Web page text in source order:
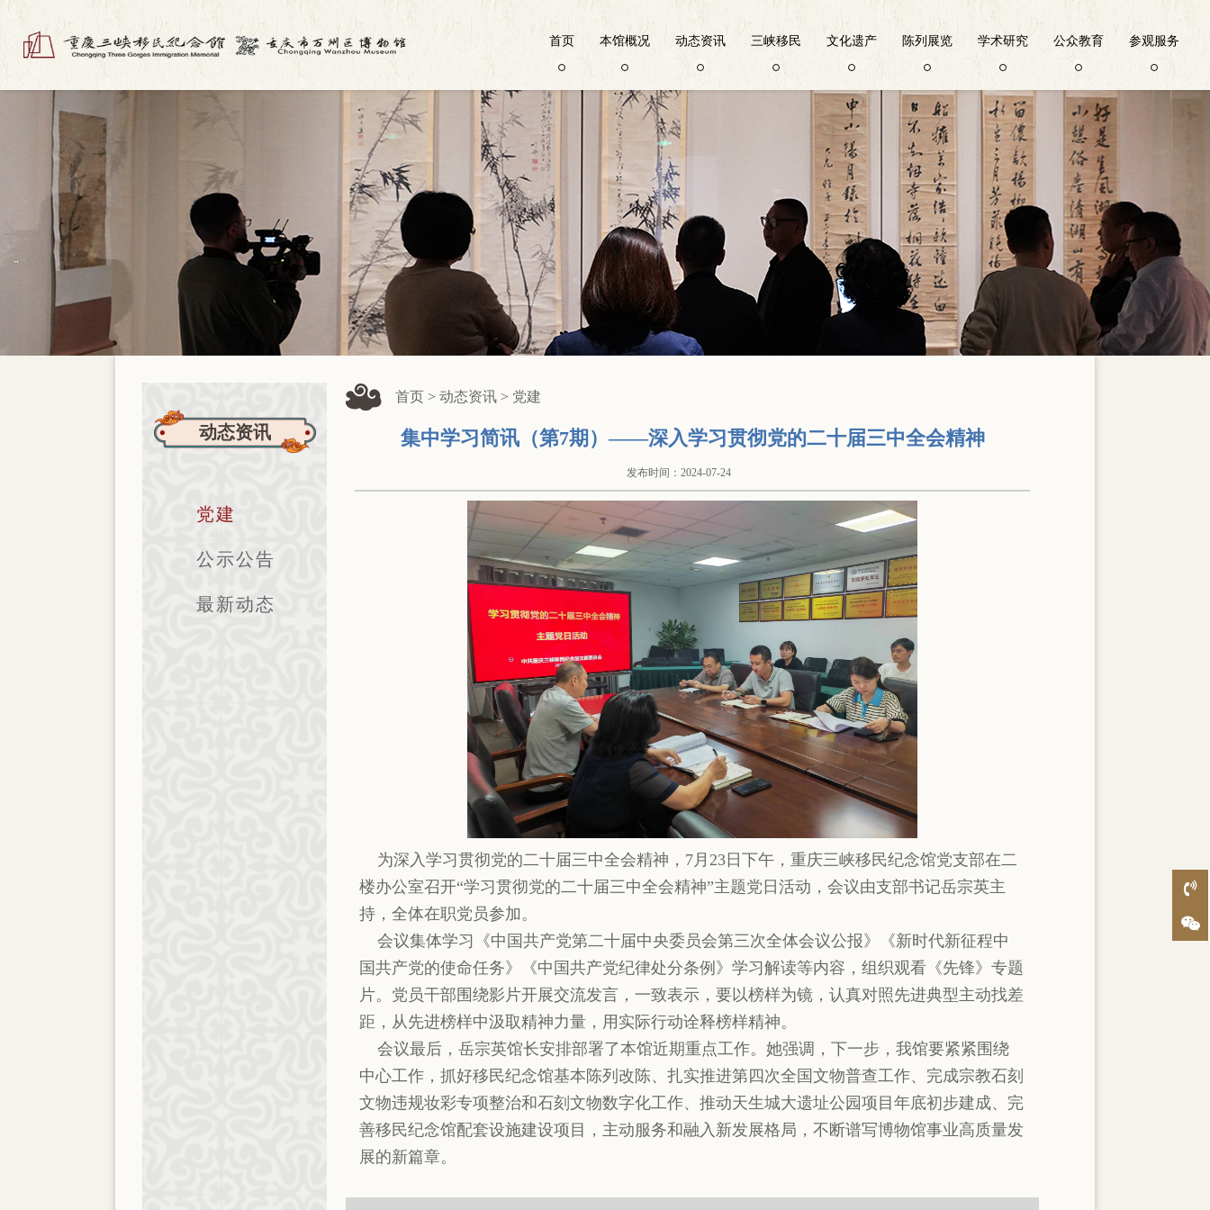
首页 本馆概况 动态资讯 三峡移民 文化遗产 陈列展览 学术研究 公众教育 参观服务
动态资讯
党建
公示公告
最新动态
首页 > 动态资讯 > 党建
集中学习简讯（第7期）——深入学习贯彻党的二十届三中全会精神
发布时间：2024-07-24
为深入学习贯彻党的二十届三中全会精神，7月23日下午，重庆三峡移民纪念馆党支部在二
楼办公室召开“学习贯彻党的二十届三中全会精神”主题党日活动，会议由支部书记岳宗英主
持，全体在职党员参加。
会议集体学习《中国共产党第二十届中央委员会第三次全体会议公报》《新时代新征程中
国共产党的使命任务》《中国共产党纪律处分条例》学习解读等内容，组织观看《先锋》专题
片。党员干部围绕影片开展交流发言，一致表示，要以榜样为镜，认真对照先进典型主动找差
距，从先进榜样中汲取精神力量，用实际行动诠释榜样精神。
会议最后，岳宗英馆长安排部署了本馆近期重点工作。她强调，下一步，我馆要紧紧围绕
中心工作，抓好移民纪念馆基本陈列改陈、扎实推进第四次全国文物普查工作、完成宗教石刻
文物违规妆彩专项整治和石刻文物数字化工作、推动天生城大遗址公园项目年底初步建成、完
善移民纪念馆配套设施建设项目，主动服务和融入新发展格局，不断谱写博物馆事业高质量发
展的新篇章。